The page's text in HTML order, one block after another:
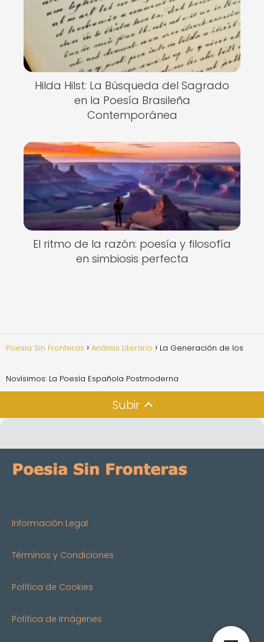
Hilda Hilst: La Búsqueda del Sagrado
en la Poesía Brasileña
Contemporánea
El ritmo de la razón: poesía y filosofía
en simbiosis perfecta
Poesia Sin Fronteras Análisis Literario La Generación de los
Novísimos: La Poesía Española Postmoderna
Subir
Información Legal
Términos y Condiciones
Política de Cookies
Política de Imágenes